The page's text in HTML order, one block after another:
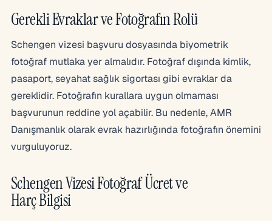
Gerekli Evraklar ve Fotoğrafın Rolü
Schengen vizesi başvuru dosyasında biyometrik
fotoğraf mutlaka yer almalıdır. Fotoğraf dışında kimlik,
pasaport, seyahat sağlık sigortası gibi evraklar da
gereklidir. Fotoğrafın kurallara uygun olmaması
başvurunun reddine yol açabilir. Bu nedenle, AMR
Danışmanlık olarak evrak hazırlığında fotoğrafın önemini
vurguluyoruz.
Schengen Vizesi Fotoğraf Ücret ve
Harç Bilgisi